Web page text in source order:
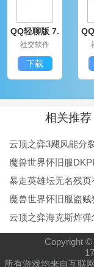
3、新增 3 款动
整动画速率
4、新增 V 模式
QQ轻聊版 7.
9.14314.0
社交软件
下载
相关推荐
云顶之弈3飓风能分
魔兽世界怀旧服
暴走英雄坛无名残页
魔兽世界怀旧服盗
云顶之弈海克斯炸
Copyright ©
所有游戏均来自互联